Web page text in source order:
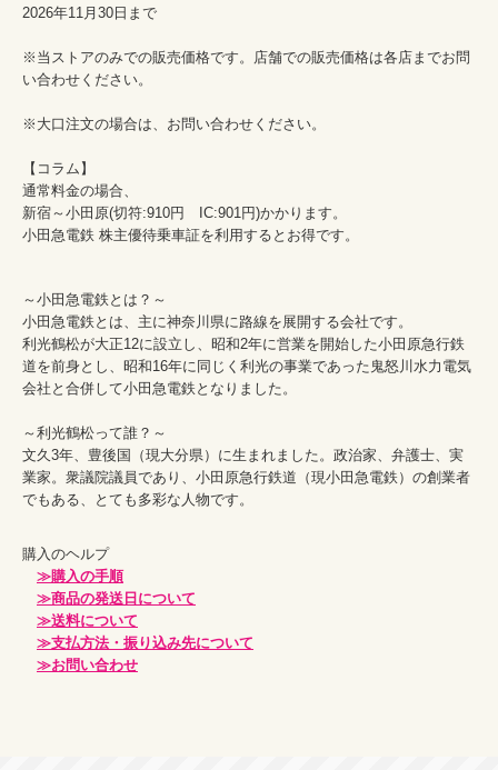
2026年11月30日まで
※当ストアのみでの販売価格です。店舗での販売価格は各店までお問
い合わせください。
※大口注文の場合は、お問い合わせください。
【コラム】
通常料金の場合、
新宿～小田原(切符:910円　IC:901円)かかります。
小田急電鉄 株主優待乗車証を利用するとお得です。
～小田急電鉄とは？～
小田急電鉄とは、主に神奈川県に路線を展開する会社です。
利光鶴松が大正12に設立し、昭和2年に営業を開始した小田原急行鉄
道を前身とし、昭和16年に同じく利光の事業であった鬼怒川水力電気
会社と合併して小田急電鉄となりました。
～利光鶴松って誰？～
文久3年、豊後国（現大分県）に生まれました。政治家、弁護士、実
業家。衆議院議員であり、小田原急行鉄道（現小田急電鉄）の創業者
でもある、とても多彩な人物です。
購入のヘルプ
≫購入の手順
≫商品の発送日について
≫送料について
≫支払方法・振り込み先について
≫お問い合わせ